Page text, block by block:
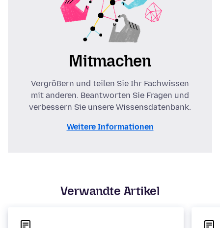
Mitmachen
Vergrößern und teilen Sie Ihr Fachwissen
mit anderen. Beantworten Sie Fragen und
verbessern Sie unsere Wissensdatenbank.
Weitere Informationen
Verwandte Artikel